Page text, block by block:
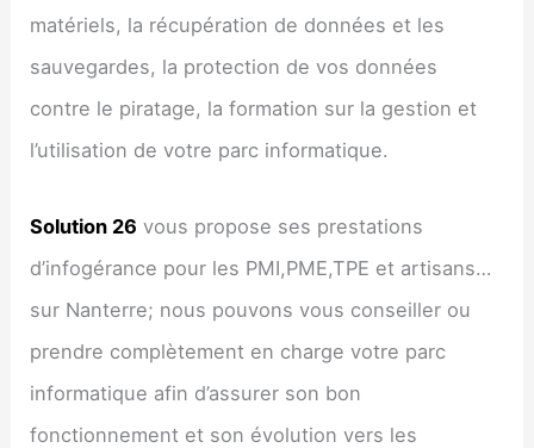
matériels, la récupération de données et les
sauvegardes, la protection de vos données
contre le piratage, la formation sur la gestion et
l’utilisation de votre parc informatique.
Solution 26 vous propose ses prestations
d’infogérance pour les PMI,PME,TPE et artisans…
sur Nanterre; nous pouvons vous conseiller ou
prendre complètement en charge votre parc
informatique afin d’assurer son bon
fonctionnement et son évolution vers les